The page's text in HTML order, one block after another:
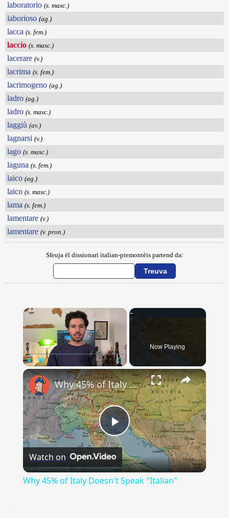
laboratorio (s. masc.)
laborioso (ag.)
lacca (s. fem.)
laccio (s. masc.)
lacerare (v.)
lacrima (s. fem.)
lacrimogeno (ag.)
ladro (ag.)
ladro (s. masc.)
laggiù (av.)
lagnarsi (v.)
lago (s. masc.)
laguna (s. fem.)
laico (ag.)
laico (s. masc.)
lama (s. fem.)
lamentare (v.)
lamentare (v. pron.)
Sfeuja ël dissionari italian-piemontèis partend da:
×
Play Unmute Fullscreen
Now Playing
×
Play
Video
Why 45% of Italy Doesn't Speak "Italian"
Watch on
Why 45% of Italy Doesn't Speak "Italian"